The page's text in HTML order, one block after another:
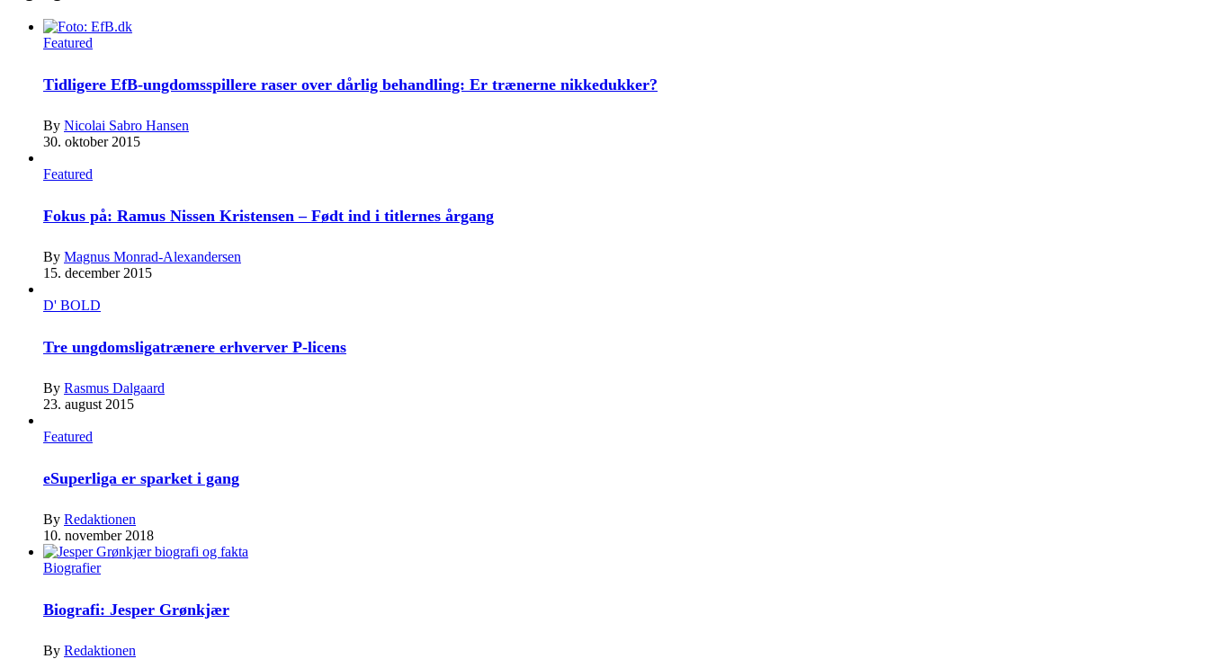
Featured
Tidligere EfB-ungdomsspillere raser over dårlig behandling: Er trænerne nikkedukker?
By Nicolai Sabro Hansen
30. oktober 2015
Featured
Fokus på: Ramus Nissen Kristensen – Født ind i titlernes årgang
By Magnus Monrad-Alexandersen
15. december 2015
D' BOLD
Tre ungdomsligatrænere erhverver P-licens
By Rasmus Dalgaard
23. august 2015
Featured
eSuperliga er sparket i gang
By Redaktionen
10. november 2018
Biografier
Biografi: Jesper Grønkjær
By Redaktionen